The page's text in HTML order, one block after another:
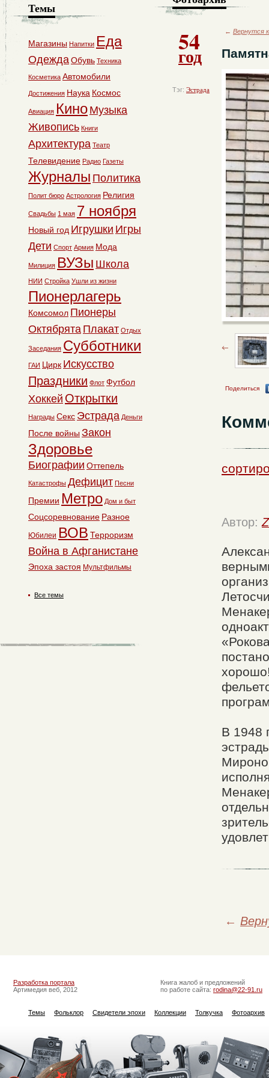
54
год
Тэг: Эстрада
← Вернутся
Поделиться
Автор:
В 1948
←
Темы
Магазины Напитки Еда
ОдеждаОбувь Техника
Косметика Автомобили
Достижения Наука Космос
Авиация Кино Музыка
Живопись Книги
Архитектура Театр
Телевидение Радио Газеты
Журналы Политика
Полит бюро Астрология Религия
Свадьбы 1 мая 7 ноября
Новый год Игрушки Игры
Дети Спорт Армия Мода
Милиция ВУЗы Школа
НИИ Стройка Ушли из жизни
Пионерлагерь
Комсомол Пионеры
Октябрята Плакат Отдых
Заседания Субботники
ГАИ Цирк Искусство
Праздники Флот Футбол
Хоккей Открытки
Награды Секс Эстрада Деньги
После войны Закон
Здоровье
Биографии Оттепель
Катастрофы Дефицит Песни
Премии Метро Дом и быт
Соцсоревнование Разное
Юбилеи ВОВ Терроризм
Война в Афганистане
Эпоха застоя Мультфильмы
Все темы
Разработка портала
Артимедия веб, 2012
Книга жалоб и предложений
по работе сайта: rodina@22-91.ru
Темы Фольклор Свидетели эпохи Коллекции Толкучка Фотоархив